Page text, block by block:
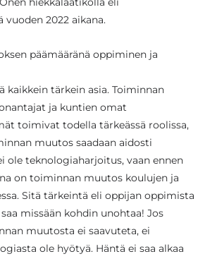
2022 aikana.
päämääränä oppiminen ja
kaikkein tärkein asia. Toiminnan
ja kuntien omat
toimivat todella tärkeässä roolissa,
muutos saadaan aidosti
ole teknologiaharjoitus, vaan ennen
on toiminnan muutos koulujen ja
Sitä tärkeintä eli oppijan oppimista
missään kohdin unohtaa! Jos
muutosta ei saavuteta, ei
ole hyötyä. Häntä ei saa alkaa